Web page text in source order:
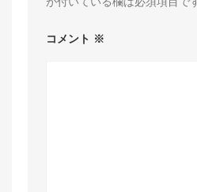
コメント ※